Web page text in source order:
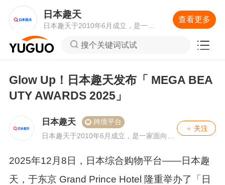
搜个关键词试试
Glow Up！日本趣天发布「 MEGA BEA
UTY AWARDS 2025」
日本趣天
跨境平台
日本趣天于2010年6月成立，是一家面向日
司运营。
关注
2025年12月8日，日本综合购物平台——日本趣
天，于东京 Grand Prince Hotel 隆重举办了「日
日本趣天
日本趣天于2010年6月成立，是一家
面向日本市场的网上商城，由eBay Ja
pan联合公司运营。
查看更多